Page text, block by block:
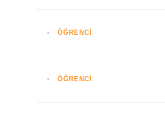
ÖĞRENCİ
ÖĞRENCİ